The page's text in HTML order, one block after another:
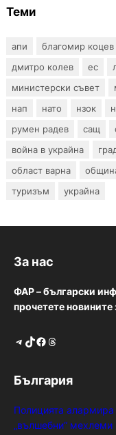
Теми
апи благомир коцев
дмитро колев
ес
министерски съвет
нап
нато нзок
румен радев
сащ
война в украйна
област варна
туризъм
украйна
За нас
ФАР – български
прочетете новините
Telegram TikTok Facebook Threads
България
Полицията
„вълшебни“ мехлеми